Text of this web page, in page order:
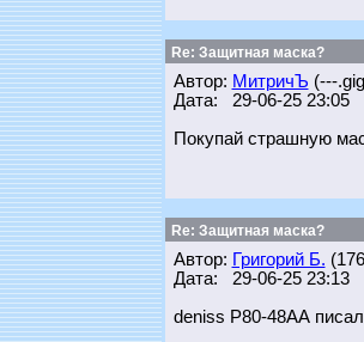
Re: Защитная маска?
Автор: МитричЪ (---
Дата: 29-06-25 23:05
Покупай страшную
Re: Защитная маска?
Автор: Григорий Б.
Дата: 29-06-25 23:13
deniss Р80-48АА